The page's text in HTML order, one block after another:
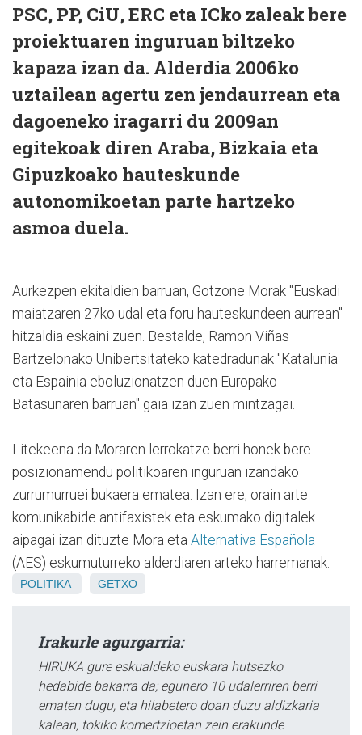
PSC, PP, CiU, ERC eta ICko zaleak bere
proiektuaren inguruan biltzeko
kapaza izan da. Alderdia 2006ko
uztailean agertu zen jendaurrean eta
dagoeneko iragarri du 2009an
egitekoak diren Araba, Bizkaia eta
Gipuzkoako hauteskunde
autonomikoetan parte hartzeko
asmoa duela.
Aurkezpen ekitaldien barruan, Gotzone Morak "Euskadi
maiatzaren 27ko udal eta foru hauteskundeen aurrean"
hitzaldia eskaini zuen. Bestalde, Ramon Viñas
Bartzelonako Unibertsitateko katedradunak "Katalunia
eta Espainia eboluzionatzen duen Europako
Batasunaren barruan" gaia izan zuen mintzagai.
Litekeena da Moraren lerrokatze berri honek bere
posizionamendu politikoaren inguruan izandako
zurrumurruei bukaera ematea. Izan ere, orain arte
komunikabide antifaxistek eta eskumako digitalek
aipagai izan dituzte Mora eta Alternativa Española
(AES) eskumuturreko alderdiaren arteko harremanak.
POLITIKA GETXO
Irakurle agurgarria:
HIRUKA gure eskualdeko euskara hutsezko
hedabide bakarra da; egunero 10 udalerriren berri
ematen dugu, eta hilabetero doan duzu aldizkaria
kalean, tokiko komertzioetan zein erakunde